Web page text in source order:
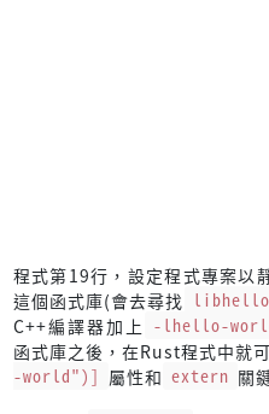
程式第19行，設定程式專案以
這個函式庫(會去尋找
C++編譯器加上 -lhello-
函式庫之後，在Rust程式中就
-world")] 屬性和 extern 關